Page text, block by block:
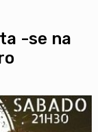
-se na